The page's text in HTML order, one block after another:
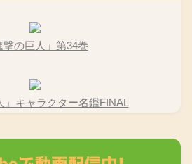
撃の巨人」第34巻
」キャラクター名鑑FINAL